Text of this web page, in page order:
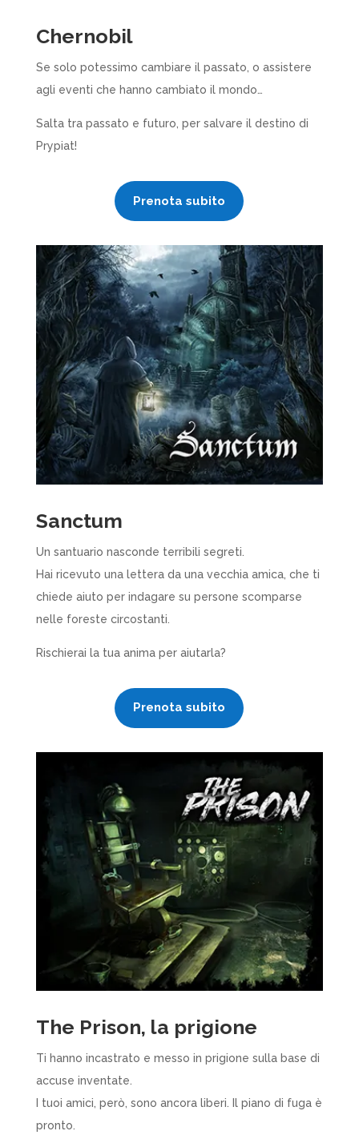
Chernobil
Se solo potessimo cambiare il passato, o assistere
agli eventi che hanno cambiato il mondo…
Salta tra passato e futuro, per salvare il destino di
Prypiat!
Prenota subito
Sanctum
Un santuario nasconde terribili segreti.
Hai ricevuto una lettera da una vecchia amica, che ti
chiede aiuto per indagare su persone scomparse
nelle foreste circostanti.
Rischierai la tua anima per aiutarla?
Prenota subito
The Prison, la prigione
Ti hanno incastrato e messo in prigione sulla base di
accuse inventate.
I tuoi amici, però, sono ancora liberi. Il piano di fuga è
pronto.